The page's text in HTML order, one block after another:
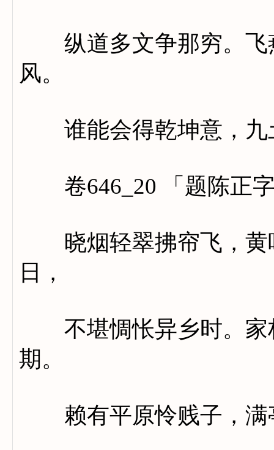
纵道多文争那穷。飞
风。
谁能会得乾坤意，九
卷646_20 「题陈正字
晓烟轻翠拂帘飞，黄
日，
不堪惆怅异乡时。家
期。
赖有平原怜贱子，满